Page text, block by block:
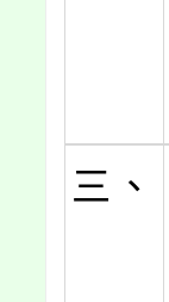
三、